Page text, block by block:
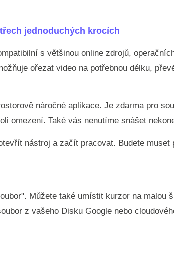
jednoduchých krocích
s většinou online zdrojů,
ořezat video na potřebnou délku,
náročné aplikace. Je zdarma pro
omezení. Také vás nenutíme snášet
nástroj a začít pracovat. Budete
Můžete také umístit kurzor na malou
z vašeho Disku Google nebo